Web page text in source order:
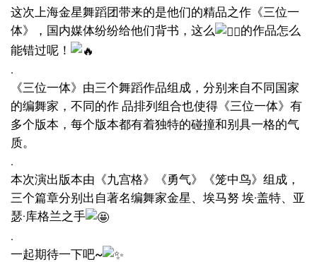
这次上海金星舞蹈团带来的是他们的精品之作《三位一
体》，国内媒体纷纷给他们背书，这么
的作品怎么
能错过呢！
.
《三位一体》由三个舞蹈作品组成，分别来自不同国家
的编舞家，不同的作 品排列组合也使得《三位一体》有
多个版本，每个版本都有着独特的碰撞和别具一格的气
质。
.
本次演出版本由《九宫格》《勇气》《笼中鸟》组成，
三个篇章分别出自著名编舞家金星、埃马努 埃·盖特、亚
瑟·库格兰之手
.
一起期待一下吧~